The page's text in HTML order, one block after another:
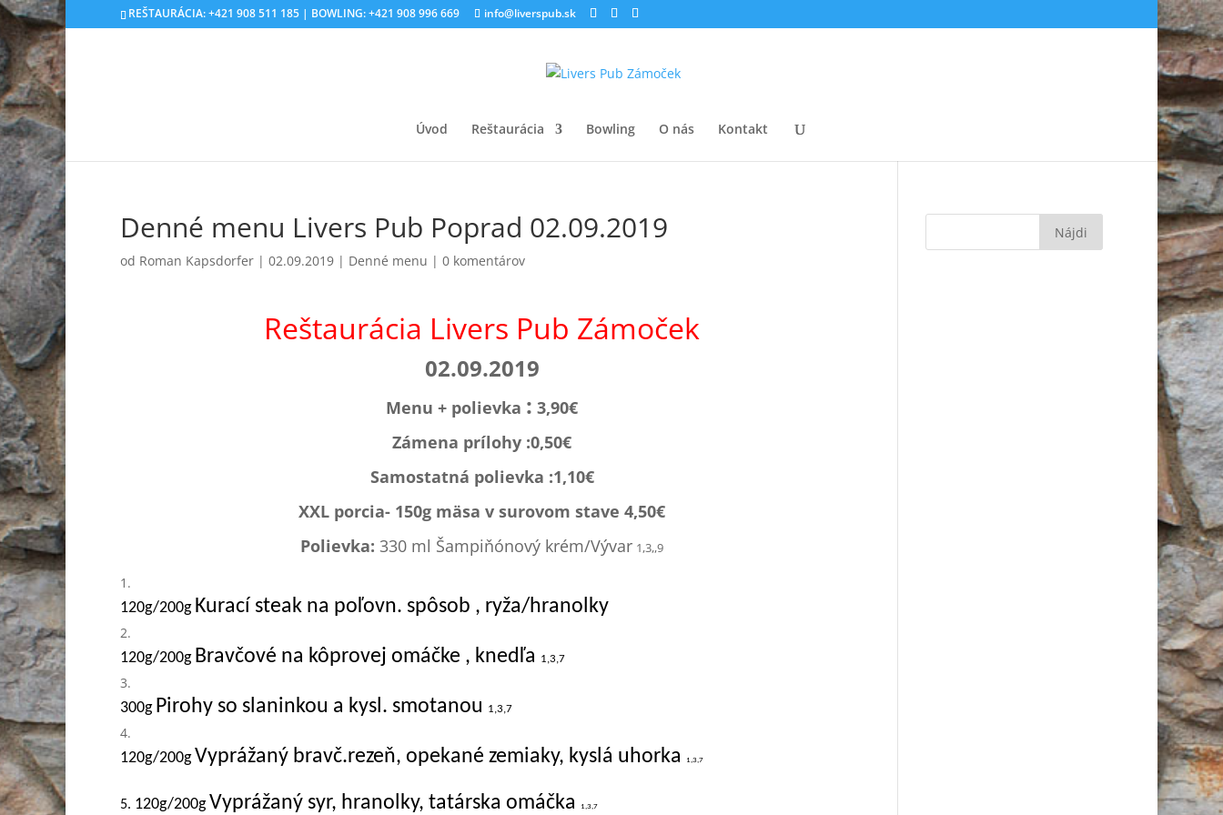
REŠTAURÁCIA: +421 908 511 185 | BOWLING: +421 908 996 669 info@liverspub.sk
Úvod Reštaurácia Bowling O nás Kontakt
Denné menu Livers Pub Poprad 02.09.2019
od Roman Kapsdorfer | 02.09.2019 | Denné menu | 0 komentárov
Reštaurácia Livers Pub Zámoček
02.09.2019
Menu + polievka : 3,90€
Zámena prílohy :0,50€
Samostatná polievka :1,10€
XXL porcia- 150g mäsa v surovom stave 4,50€
Polievka:330 ml Šampiňónový krém/Vývar 1,3,,9
120g/200g Kurací steak na poľovn. spôsob , ryža/hranolky
120g/200g Bravčové na kôprovej omáčke , knedľa 1,3,7
300g Pirohy so slaninkou a kysl. smotanou 1,3,7
120g/200gVyprážaný bravč.rezeň, opekané zemiaky, kyslá uhorka 1,3,7
5. 120g/200gVyprážaný syr, hranolky, tatárska omáčka 1,3,7